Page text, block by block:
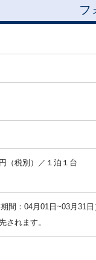
フ
（税別）／１泊１台
間：04月01日~03月31日
されます。